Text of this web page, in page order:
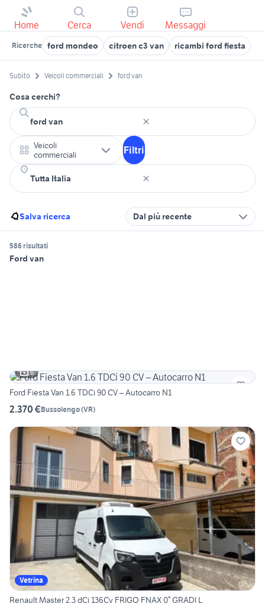
Home Cerca Vendi Messaggi
Ricerche ford mondeo citroen c3 van ricambi ford fiesta
Subito Veicoli commerciali ford van
Cosa cerchi?
Veicoli
commerciali
Filtri
Salva ricerca Dal più recente
586 risultati
Ford van
6
Ford Fiesta Van 1.6 TDCi 90 CV – Autocarro N1
2.370 €Bussolengo(VR)
Vetrina
Renault Master 2.3 dCi 136Cv FRIGO FNAX 0° GRADI L